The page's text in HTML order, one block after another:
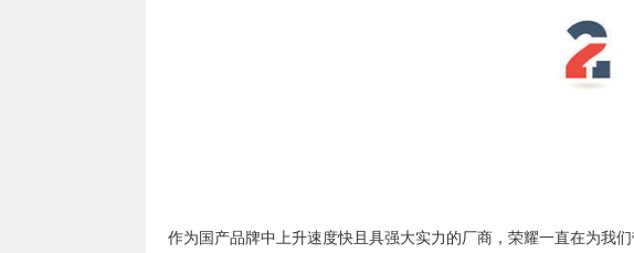
作为国产品牌中上升速度快且具强大实力的厂商，荣耀一直在为我